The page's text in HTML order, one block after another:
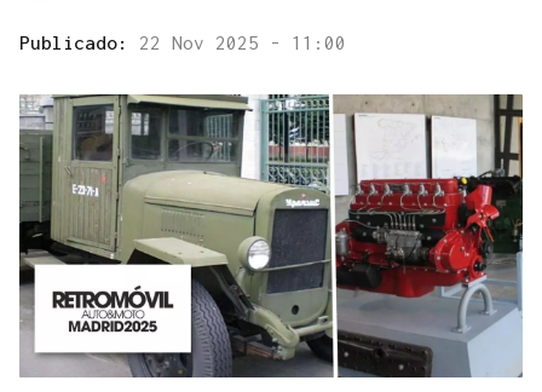
Publicado: 22 Nov 2025 - 11:00